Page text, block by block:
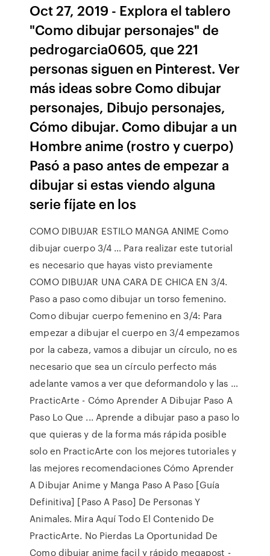
Oct 27, 2019 - Explora el tablero
"Como dibujar personajes" de
pedrogarcia0605, que 221
personas siguen en Pinterest. Ver
más ideas sobre Como dibujar
personajes, Dibujo personajes,
Cómo dibujar. Como dibujar a un
Hombre anime (rostro y cuerpo)
Pasó a paso antes de empezar a
dibujar si estas viendo alguna
serie fíjate en los
COMO DIBUJAR ESTILO MANGA ANIME Como
dibujar cuerpo 3/4 … Para realizar este tutorial
es necesario que hayas visto previamente
COMO DIBUJAR UNA CARA DE CHICA EN 3/4.
Paso a paso como dibujar un torso femenino.
Como dibujar cuerpo femenino en 3/4: Para
empezar a dibujar el cuerpo en 3/4 empezamos
por la cabeza, vamos a dibujar un círculo, no es
necesario que sea un círculo perfecto más
adelante vamos a ver que deformandolo y las …
PracticArte - Cómo Aprender A Dibujar Paso A
Paso Lo Que ... Aprende a dibujar paso a paso lo
que quieras y de la forma más rápida posible
solo en PracticArte con los mejores tutoriales y
las mejores recomendaciones Cómo Aprender
A Dibujar Anime y Manga Paso A Paso [Guía
Definitiva] [Paso A Paso] De Personas Y
Animales. Mira Aquí Todo El Contenido De
PracticArte. No Pierdas La Oportunidad De
Como dibujar anime facil y rápido megapost -